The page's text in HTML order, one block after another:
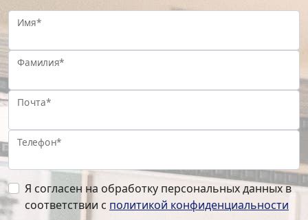
Имя*
Фамилия*
Почта*
Телефон*
Я согласен на обработку персональных данных в
соответствии с политикой конфиденциальности